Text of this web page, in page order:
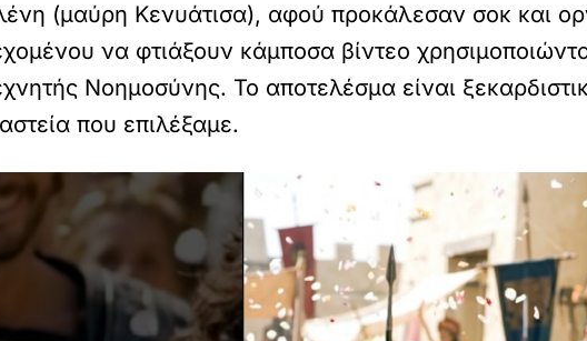
(μαύρη Κενυάτισα), αφού προκάλεσαν σοκ και
να φτιάξουν κάμποσα βίντεο
Νοημοσύνης. Το αποτελέσμα είναι
που επιλέξαμε.